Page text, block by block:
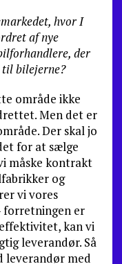
hvor I
af nye
der
til bilejerne?
område ikke
Men det er
Der skal jo
for at sælge
måske kontrakt
og
vi vores
forretningen er
kan vi
leverandør. Så
leverandør med